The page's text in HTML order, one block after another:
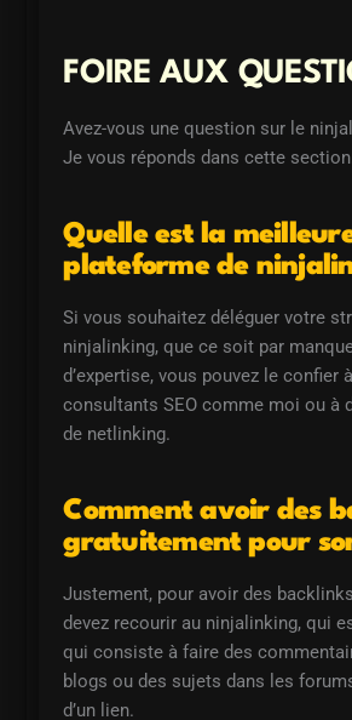
FOIRE AUX
Avez-vous une question sur le
Je vous réponds dans cette
Quelle est la
plateforme de
Si vous souhaitez déléguer votre
ninjalinking, que ce soit par
d’expertise, vous pouvez le confier
consultants SEO comme moi ou à
de netlinking.
Comment avoir des
gratuitement pour
Justement, pour avoir des
devez recourir au ninjalinking, qui
qui consiste à faire des
blogs ou des sujets dans les
d’un lien.